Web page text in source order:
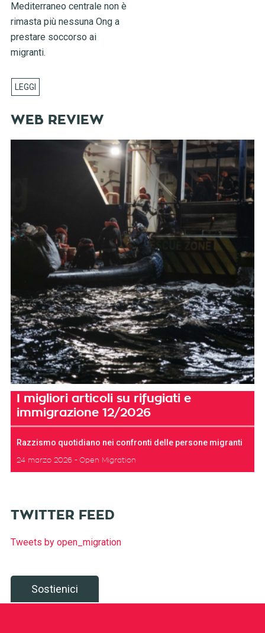
Mediterraneo centrale non è
rimasta più nessuna Ong a
prestare soccorso ai
migranti.
WEB REVIEW
I migliori articoli su rifugiati e
immigrazione 12/2026
Razzismo quotidiano nei confronti delle persone migranti
24 marzo 2026 Open Migration
TWITTER FEED
Tweets by open_migration
Sostienici